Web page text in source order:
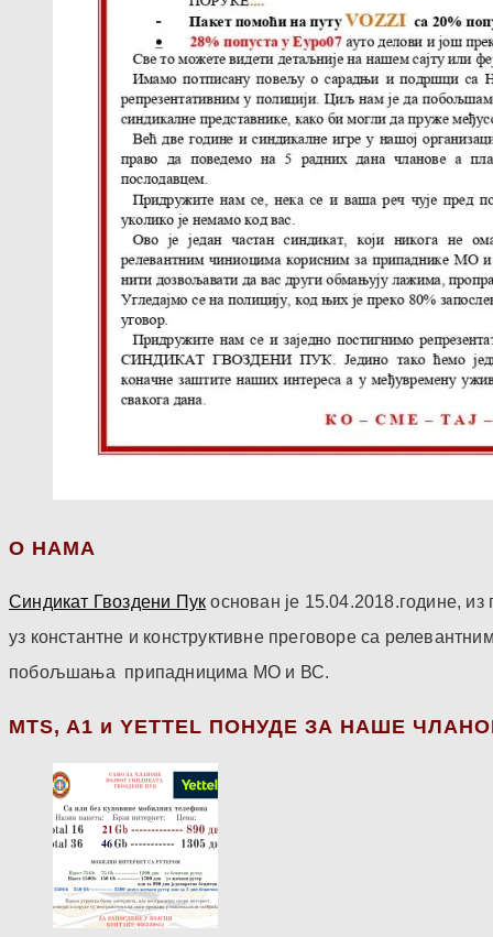
О НАМА
Синдикат Гвоздени Пук основан је 15.04.2018.године,
уз константне и конструктивне преговоре са
побољшања припадницима МО и ВС.
МТS, A1 и YETTEL ПОНУДЕ ЗА НАШЕ